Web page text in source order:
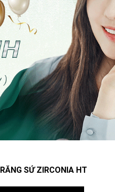
SỨ ZIRCONIA HT